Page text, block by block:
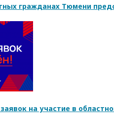
гражданах Тюмени
на участие в